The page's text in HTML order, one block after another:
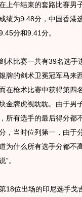
上午结束的套路比赛男
绩为9.48分，中国香港
分和9.41分。
比赛一共有39名选手进
牌的剑术卫冕冠军马来
在枪术比赛中获得第四
金牌虎视眈眈。由于男
所有选手的最后得分都
，当时位列第一，由于
为什么所有选手分都不
”。
位出场的印尼选手戈吉